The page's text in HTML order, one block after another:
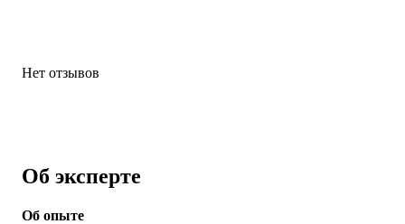
Нет отзывов
Об эксперте
Об опыте